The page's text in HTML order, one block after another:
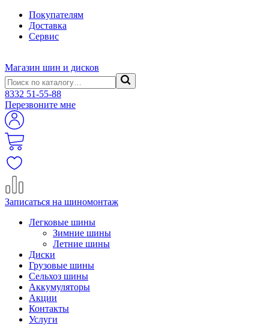
Покупателям
Доставка
Сервис
Магазин шин и дисков
8332 51-55-88
Перезвоните мне
Записаться на шиномонтаж
Легковые шины
Зимние шины
Летние шины
Диски
Грузовые шины
Сельхоз шины
Аккумуляторы
Акции
Контакты
Услуги